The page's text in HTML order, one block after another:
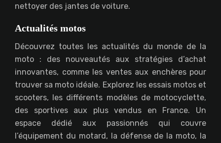
nettoyer des jantes de voiture.
Actualités motos
Découvrez toutes les actualités du monde de la
moto : des nouveautés aux stratégies d’achat
innovantes, comme les ventes aux enchères pour
trouver sa moto idéale. Explorez les essais motos et
scooters, les différents modèles de motocyclette,
des sportives aux plus vendus en France. Un
espace dédié aux passionnés qui couvre
l’équipement du motard, la défense de la moto, la